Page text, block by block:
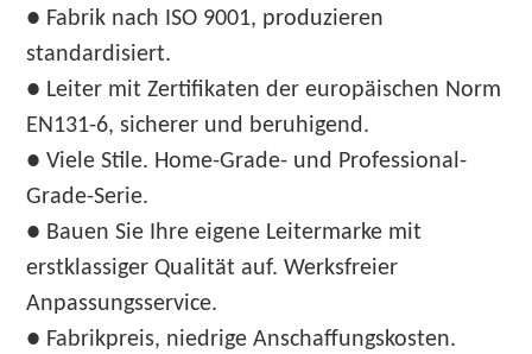
● Fabrik nach ISO 9001, produzieren
standardisiert.
● Leiter mit Zertifikaten der europäischen Norm
EN131-6, sicherer und beruhigend.
● Viele Stile. Home-Grade- und Professional-
Grade-Serie.
● Bauen Sie Ihre eigene Leitermarke mit
erstklassiger Qualität auf. Werksfreier
Anpassungsservice.
● Fabrikpreis, niedrige Anschaffungskosten.